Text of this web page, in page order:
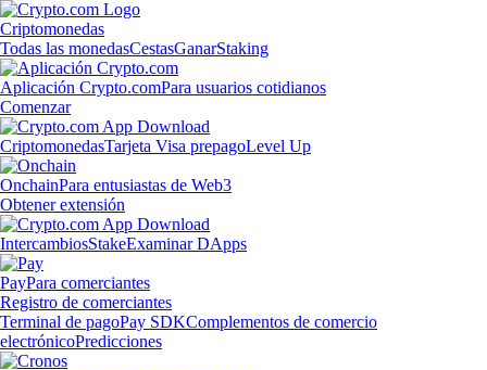
Criptomonedas
Todas las monedasCestasGanarStaking
Aplicación Crypto.comPara usuarios cotidianos
Comenzar
CriptomonedasTarjeta Visa prepagoLevel Up
OnchainPara entusiastas de Web3
Obtener extensión
IntercambiosStakeExaminar DApps
PayPara comerciantes
Registro de comerciantes
Terminal de pagoPay SDKComplementos de comercio
electrónicoPredicciones